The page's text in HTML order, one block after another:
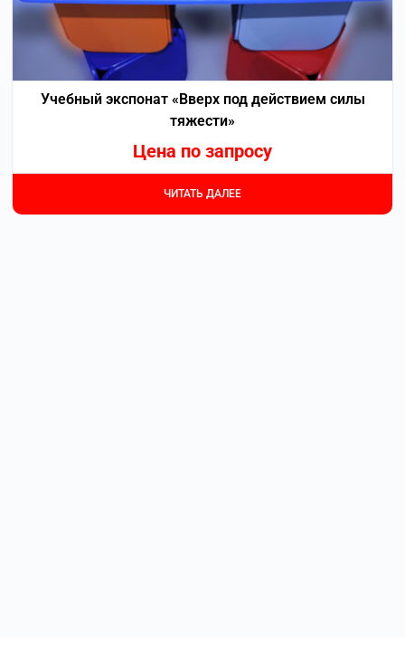
Учебный экспонат «Вверх под действием силы
тяжести»
Цена по запросу
ЧИТАТЬ ДАЛЕЕ